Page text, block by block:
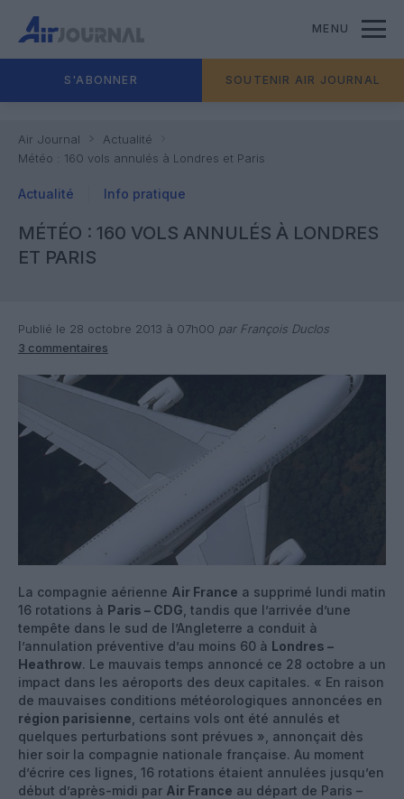
MENU
S'ABONNER SOUTENIR AIR JOURNAL
Air Journal
Actualité
Météo : 160 vols annulés à Londres et Paris
Actualité Info pratique
MÉTÉO : 160 VOLS ANNULÉS À LONDRES
ET PARIS
Publié le 28 octobre 2013 à 07h00 par François Duclos
3 commentaires
La compagnie aérienne Air France a supprimé lundi matin
16 rotations à Paris – CDG , tandis que l’arrivée d’une
tempête dans le sud de l’Angleterre a conduit à
l’annulation préventive d’au moins 60 à Londres –
Heathrow. Le mauvais temps annoncé ce 28 octobre a un
impact dans les aéroports des deux capitales. « En raison
de mauvaises conditions météorologiques annoncées en
région parisienne , certains vols ont été annulés et
quelques perturbations sont prévues », annonçait dès
hier soir la compagnie nationale française. Au moment
d’écrire ces lignes, 16 rotations étaient annulées jusqu’en
début d’après-midi par Air France au départ de Paris –